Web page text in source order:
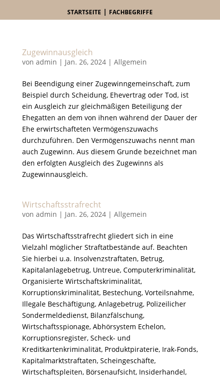
STARTSEITE | FACHBEGRIFFE
Zugewinnausgleich
von admin | Jan. 26, 2024| Allgemein
Bei Beendigung einer Zugewinngemeinschaft, zum
Beispiel durch Scheidung, Ehevertrag oder Tod, ist
ein Ausgleich zur gleichmäßigen Beteiligung der
Ehegatten an dem von ihnen während der Dauer der
Ehe erwirtschafteten Vermögenszuwachs
durchzuführen. Den Vermögenszuwachs nennt man
auch Zugewinn. Aus diesem Grunde bezeichnet man
den erfolgten Ausgleich des Zugewinns als
Zugewinnausgleich.
Wirtschaftsstrafrecht
von admin | Jan. 26, 2024| Allgemein
Das Wirtschaftsstrafrecht gliedert sich in eine
Vielzahl möglicher Straftatbestände auf. Beachten
Sie hierbei u.a. Insolvenzstraftaten, Betrug,
Kapitalanlagebetrug, Untreue, Computerkriminalität,
Organisierte Wirtschaftskriminalität,
Korruptionskriminalität, Bestechung, Vorteilsnahme,
Illegale Beschäftigung, Anlagebetrug, Polizeilicher
Sondermeldedienst, Bilanzfälschung,
Wirtschaftsspionage, Abhörsystem Echelon,
Korruptionsregister, Scheck- und
Kreditkartenkriminalität, Produktpiraterie, Irak-Fonds,
Kapitalmarktstraftaten, Scheingeschäfte,
Wirtschaftspleiten, Börsenaufsicht, Insiderhandel,